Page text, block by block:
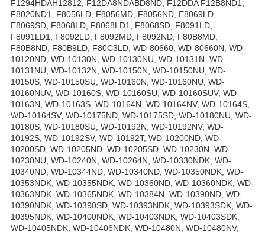
F1294HDAH12812, F12DA8NDABD8ND, F12DDA F12B8ND1,
F8020ND1, F8056LD, F8056MD, F8056ND, E8069LD,
E8069SD, F8068LD, F8068LD1, F8068SD, F8091LD,
F8091LD1, F8092LD, F8092MD, F8092ND, F80B8MD,
F80B8ND, F80B9LD, F80C3LD, WD-80660, WD-80660N, WD-
10120ND, WD-10130N, WD-10130NU, WD-10131N, WD-
10131NU, WD-10132N, WD-10150N, WD-10150NU, WD-
10150S, WD-10150SU, WD-10160N, WD-10160NU, WD-
10160NUV, WD-10160S, WD-10160SU, WD-10160SUV, WD-
10163N, WD-10163S, WD-10164N, WD-10164NV, WD-10164S,
WD-10164SV, WD-10175ND, WD-10175SD, WD-10180NU, WD-
10180S, WD-10180SU, WD-10192N, WD-10192NV, WD-
10192S, WD-10192SV, WD-10192T, WD-10200ND, WD-
10200SD, WD-10205ND, WD-10205SD, WD-10230N, WD-
10230NU, WD-10240N, WD-10264N, WD-10330NDK, WD-
10340ND, WD-10344ND, WD-10340ND, WD-10350NDK, WD-
10353NDK, WD-10355NDK, WD-10360ND, WD-10360NDK, WD-
10363NDK, WD-10365NDK, WD-10384N, WD-10390ND, WD-
10390NDK, WD-10390SD, WD-10393NDK, WD-10393SDK, WD-
10395NDK, WD-10400NDK, WD-10403NDK, WD-10403SDK,
WD-10405NDK, WD-10406NDK, WD-10480N, WD-10480NV,